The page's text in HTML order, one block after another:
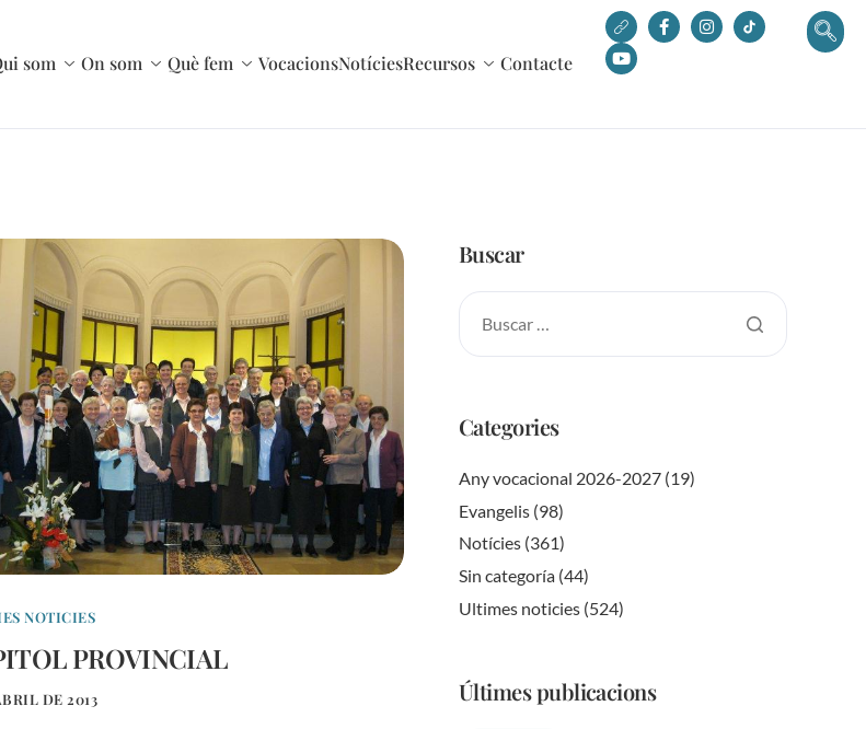
som On som Què fem VocacionsNotíciesRecursos Contacte
NOTICIES
PROVINCIAL
DE 2013
Buscar
Categories
Any vocacional 2026-2027 (19)
Evangelis (98)
Notícies (361)
Sin categoría (44)
Ultimes noticies (524)
Últimes publicacions